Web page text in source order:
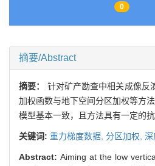
0
摘要/Abstract
摘要： 针对矿产勘查中相关成像反
加权函数与地下空间分区加权等方
模型基本一致，且方法具有一定的
关键词: 重力梯度数据, 分区加权, 深
Abstract:Aiming at the low